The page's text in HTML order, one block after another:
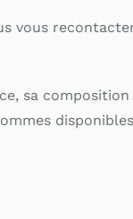
vous
sa composition